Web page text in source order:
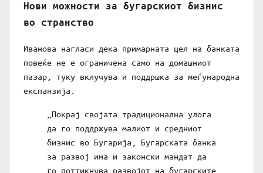
Нови можности за бугарскиот бизнис
во странство
Иванова нагласи дека примарната цел на банката
повеќе не е ограничена само на домашниот
пазар, туку вклучува и поддршка за меѓународна
експанзија.
„Покрај својата традиционална улога
да го поддржува малиот и средниот
бизнис во Бугарија, Бугарската банка
за развој има и законски мандат да
го поттикнува развојот на бугарските